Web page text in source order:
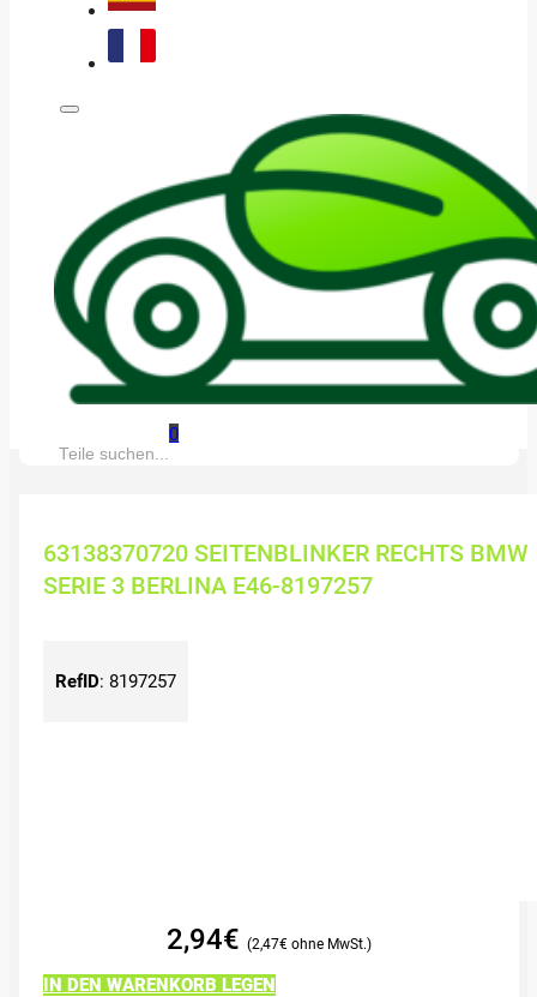
0
Suche:
63138370720 SEITENBLINKER RECHTS BMW
SERIE 3 BERLINA E46-8197257
RefID: 8197257
2,94€ 2,47€
IN DEN WARENKORB LEGEN